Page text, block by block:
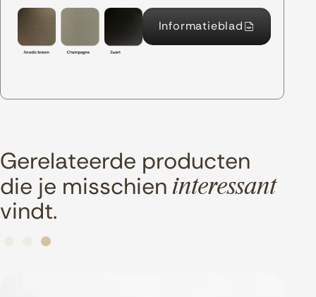
Informatieblad
Gerelateerde producten
die je misschieninteressant
vindt.